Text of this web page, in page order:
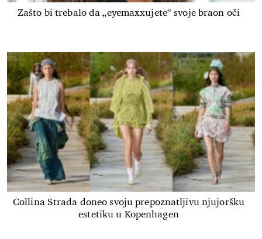
Zašto bi trebalo da „eyemaxxujete“ svoje braon oči
Collina Strada doneo svoju prepoznatljivu njujoršku
estetiku u Kopenhagen